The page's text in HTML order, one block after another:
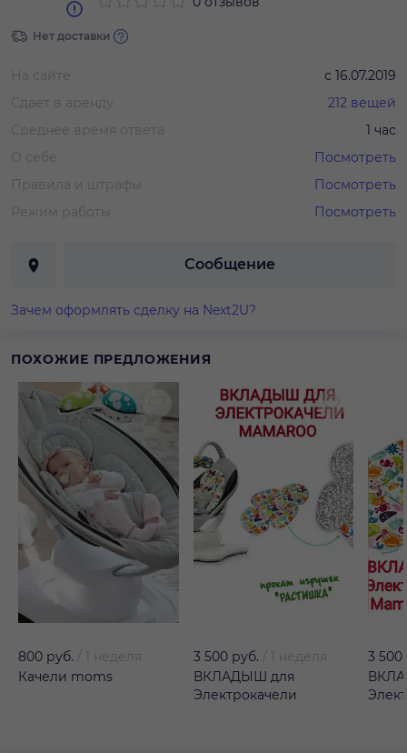
Нет доставки
На сайте с 16.07.2019
Сдает в аренду
212 вещей
Среднее время ответа
1 час
О себе
Посмотреть
Правила и штрафы
Посмотреть
Режим работы
Посмотреть
Сообщение
Зачем оформлять сделку на Next2U?
ПОХОЖИЕ ПРЕДЛОЖЕНИЯ
800 руб.
1 неделя
Качели moms
3 500 руб.
1 неделя
ВКЛАДЫШ для
Электрокачели
3 500